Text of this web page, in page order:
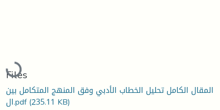
Loading...
Files
المقال الكامل تحليل الخطاب الأدبي وفق المنهج المتكامل بين
ال.pdf(235.11 KB)